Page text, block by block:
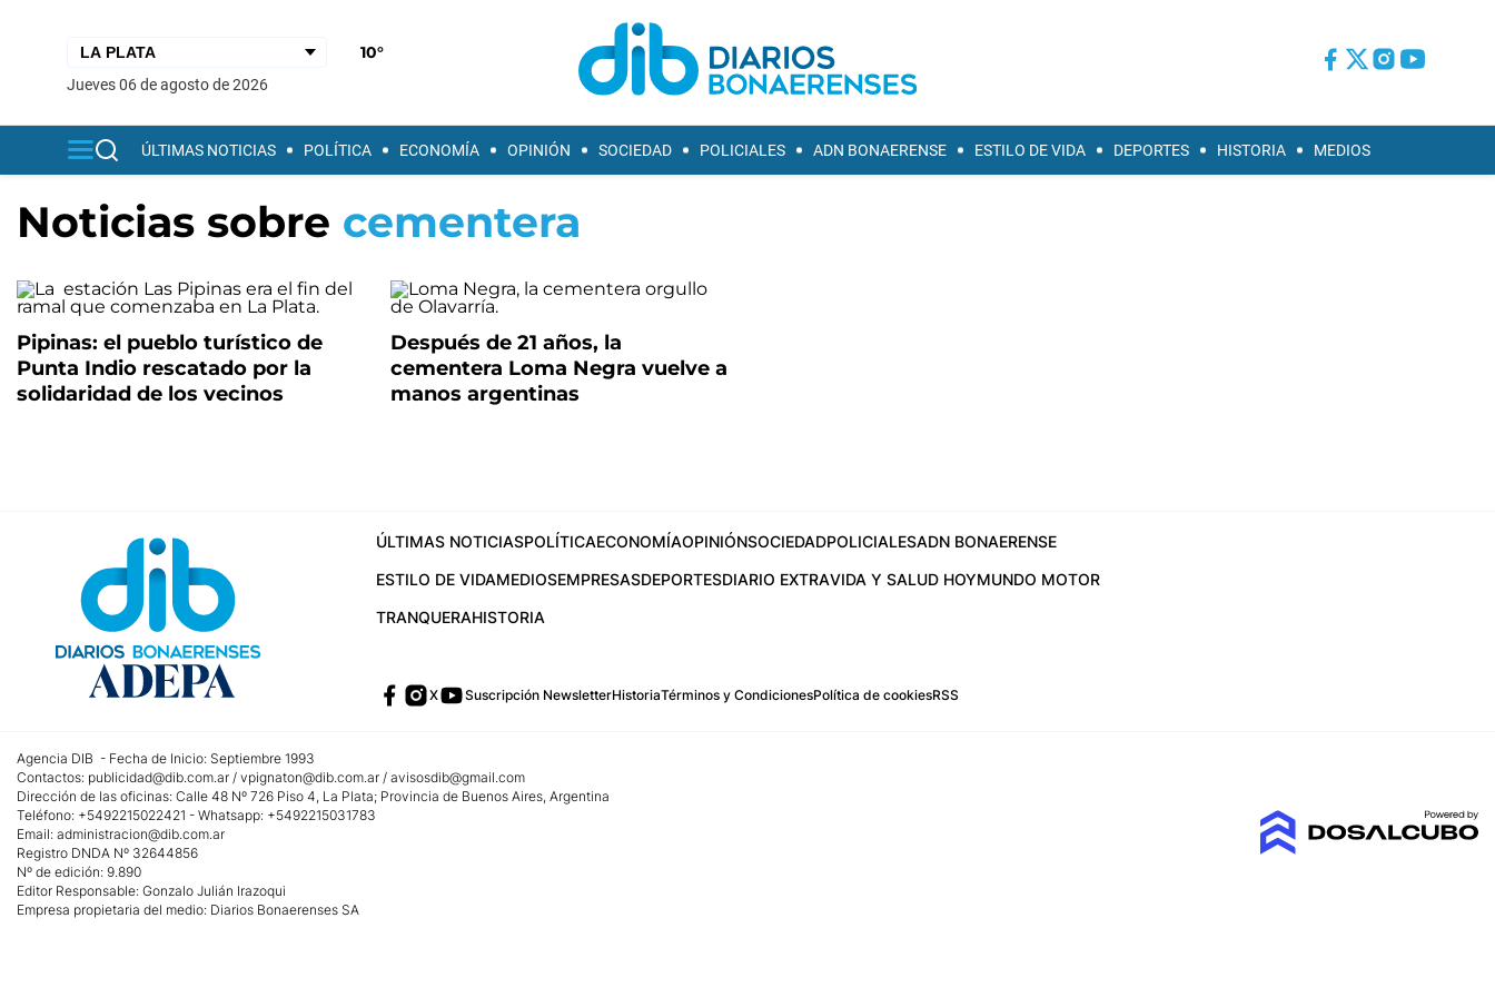
10°
jueves 06 de agosto de 2026
ÚLTIMAS NOTICIAS POLÍTICA ECONOMÍA OPINIÓN SOCIEDAD POLICIALES ADN BONAERENSE ESTILO DE VIDA DEPORTES HISTORIA MEDIOS
Noticias sobre cementera
Pipinas: el pueblo turístico de
Punta Indio rescatado por la
solidaridad de los vecinos
Después de 21 años, la
cementera Loma Negra vuelve a
manos argentinas
ÚLTIMAS NOTICIASPOLÍTICAECONOMÍAOPINIÓNSOCIEDADPOLICIALESADN BONAERENSE
ESTILO DE VIDAMEDIOSEMPRESASDEPORTESDIARIO EXTRAVIDA Y SALUD HOYMUNDO MOTOR
TRANQUERAHISTORIA
X Suscripción NewsletterHistoriaTérminos y CondicionesPolítica de cookiesRSS
Agencia DIB - Fecha de Inicio: Septiembre 1993
Contactos: publicidad@dib.com.ar / vpignaton@dib.com.ar / avisosdib@gmail.com
Dirección de las oficinas: Calle 48 Nº 726 Piso 4, La Plata; Provincia de Buenos Aires, Argentina
Teléfono: +5492215022421 - Whatsapp: +5492215031783
Email: administracion@dib.com.ar
Registro DNDA Nº 32644856
Nº de edición: 9.890
Editor Responsable: Gonzalo Julián Irazoqui
Empresa propietaria del medio: Diarios Bonaerenses SA